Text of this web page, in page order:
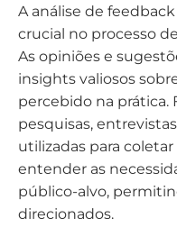
A análise de
crucial no processo
As opiniões e
insights valiosos
percebido na prática.
pesquisas,
utilizadas para
entender as
público-alvo,
direcionados.